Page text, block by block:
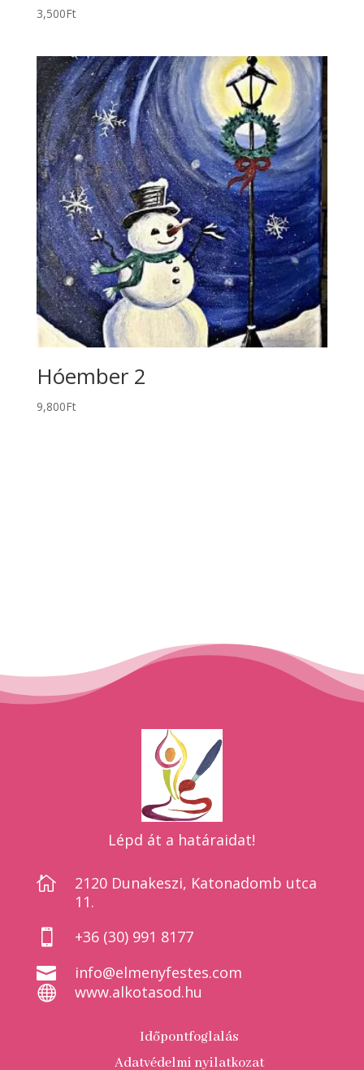
3,500Ft
Hóember 2
9,800Ft
Lépd át a határaidat!

2120 Dunakeszi, Katonadomb utca
11.
 +36 (30) 991 8177
 info@elmenyfestes.com
 www.alkotasod.hu
Időpontfoglalás
Adatvédelmi nyilatkozat